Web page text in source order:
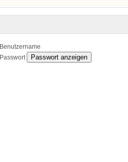
Benutzername
Passwort
Passwort anzeigen